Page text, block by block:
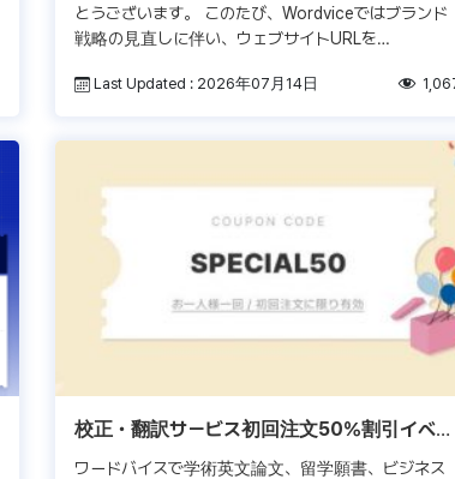
とうございます。 このたび、Wordviceではブランド
戦略の見直しに伴い、ウェブサイトURLを
までのウェ […]
Last Updated : 2026年07月14日
校正・翻訳サービス初回注文50％割引イベン
ト！
ワードバイスで学術英文論文、留学願書、ビジネス